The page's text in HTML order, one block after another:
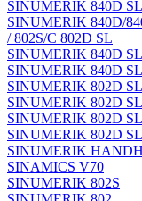
SINUMERIK 840D
SINUMERIK 840D/
/ 802S/C 802D SL
SINUMERIK 840D
SINUMERIK 840D
SINUMERIK 802D
SINUMERIK 802D
SINUMERIK 802D
SINUMERIK 802D
SINUMERIK
SINAMICS V70
SINUMERIK 802S